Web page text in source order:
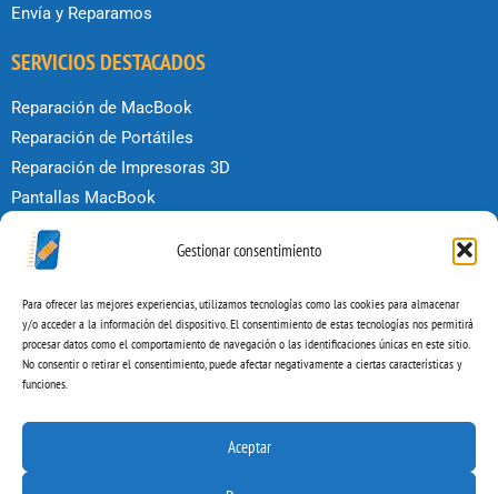
Gestionar consentimiento
Para ofrecer las mejores experiencias, utilizamos tecnologías como las cookies para almacenar
y/o acceder a la información del dispositivo. El consentimiento de estas tecnologías nos permitirá
procesar datos como el comportamiento de navegación o las identificaciones únicas en este sitio.
No consentir o retirar el consentimiento, puede afectar negativamente a ciertas características y
funciones.
Aceptar
Envía y Reparamos
SERVICIOS DESTACADOS
Reparación de MacBook
Reparación de Portátiles
Reparación de Impresoras 3D
Pantallas MacBook
Reparar iPhone
Reparar iPad
POLÍTICAS
Condiciones de uso
Política de privacidad